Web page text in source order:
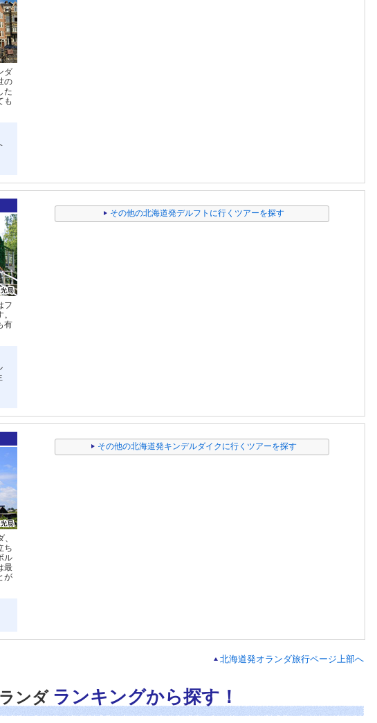
ダ
の
た
も
フ
有
その他の北海道発デルフトに行くツアーを探す
ち
ル
最
が
その他の北海道発キンデルダイクに行くツアーを探す
北海道発オランダ旅行ページ上部へ
ンダ ランキングから探す！